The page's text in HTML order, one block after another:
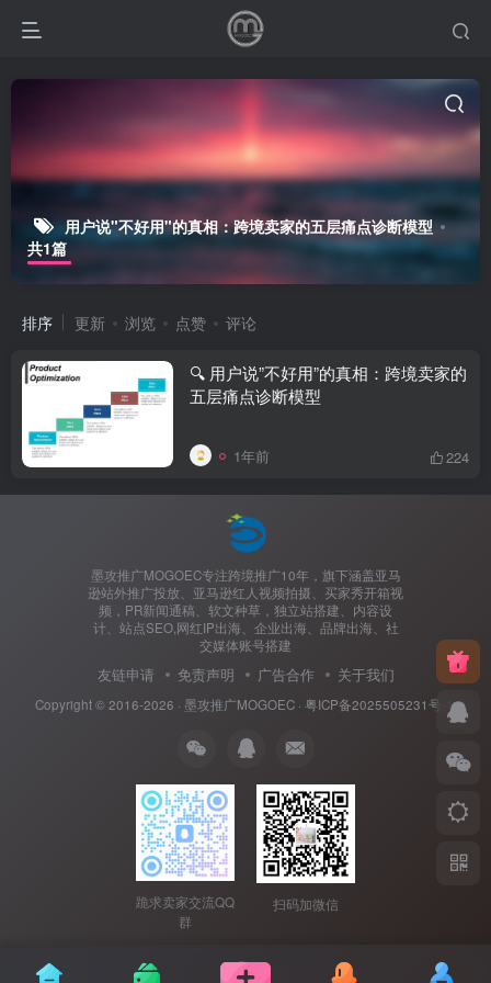
用户说"不好用"的真相：跨境卖家的五层痛点诊断模型
共1篇
排序 更新 浏览 点赞 评论
🔍 用户说”不好用”的真相：跨境卖家的
五层痛点诊断模型
1年前 224
墨攻推广MOGOEC专注跨境推广10年，旗下涵盖亚马
逊站外推广投放、亚马逊红人视频拍摄、买家秀开箱视
频，PR新闻通稿、软文种草，独立站搭建、内容设
计、站点SEO,网红IP出海、企业出海、品牌出海、社
交媒体账号搭建
友链申请 免责声明 广告合作 关于我们
Copyright © 2016-2026 · 墨攻推广MOGOEC· 粤ICP备2025505231号-1.
跪求卖家交流QQ
群
扫码加微信